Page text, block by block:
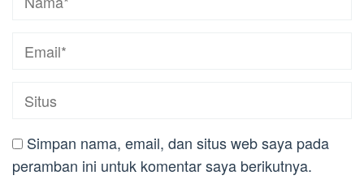
Simpan nama, email, dan situs web saya pada
peramban ini untuk komentar saya berikutnya.